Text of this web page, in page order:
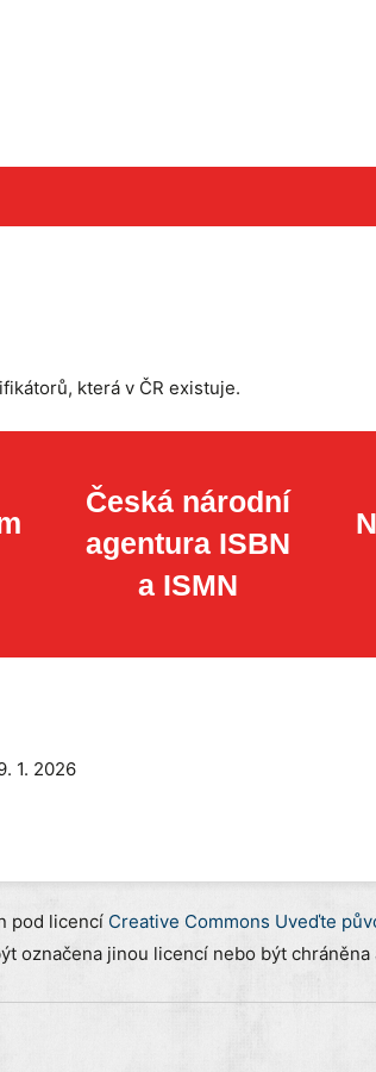
která v ČR existuje.
Česká národní
agentura ISBN
a ISMN
1. 2026
pod licencí Creative Commons Uveďte
označena jinou licencí nebo být